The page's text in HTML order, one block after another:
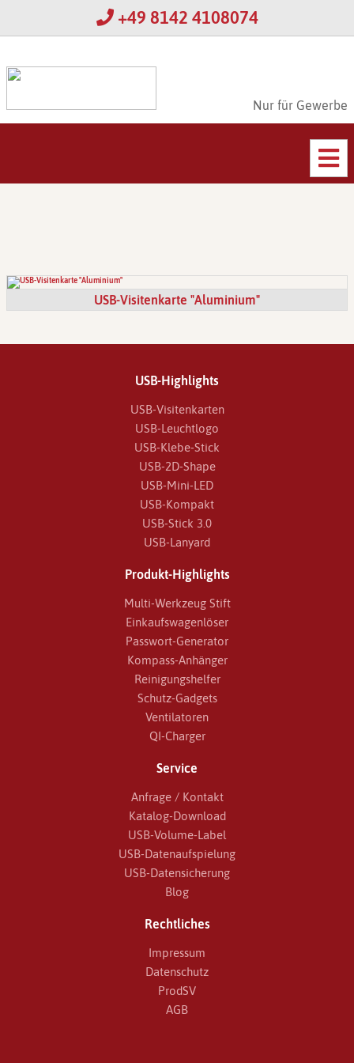
+49 8142 4108074
Nur für Gewerbe
USB-Visitenkarte "Aluminium"
USB-Highlights
USB-Visitenkarten
USB-Leuchtlogo
USB-Klebe-Stick
USB-2D-Shape
USB-Mini-LED
USB-Kompakt
USB-Stick 3.0
USB-Lanyard
Produkt-Highlights
Multi-Werkzeug Stift
Einkaufswagenlöser
Passwort-Generator
Kompass-Anhänger
Reinigungshelfer
Schutz-Gadgets
Ventilatoren
QI-Charger
Service
Anfrage / Kontakt
Katalog-Download
USB-Volume-Label
USB-Datenaufspielung
USB-Datensicherung
Blog
Rechtliches
Impressum
Datenschutz
ProdSV
AGB